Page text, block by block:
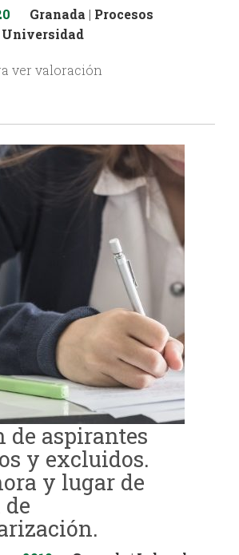
Granada | Procesos
Universidad
ver valoración
de aspirantes
y excluidos.
y lugar de